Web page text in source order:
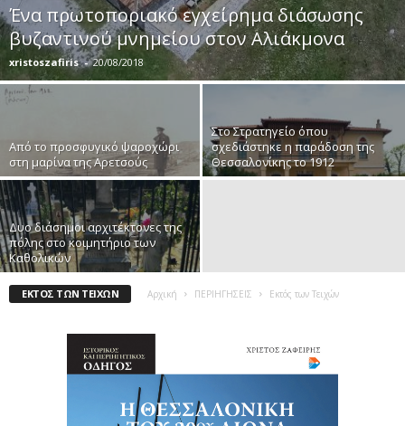
Ένα πρωτοποριακό εγχείρημα διάσωσης
βυζαντινού μνημείου στον Αλιάκμονα
xristoszafiris - 20/08/2018
Από το προσφυγικό ψαροχώρι
στη μαρίνα της Αρετσούς
Στο Στρατηγείο όπου
σχεδιάστηκε η παράδοση της
Θεσσαλονίκης το 1912
Δυο διάσημοι αρχιτέκτονες της
πόλης στο κοιμητήριο των
Καθολικών
ΕΚΤΌΣ ΤΩΝ ΤΕΙΧΏΝ Αρχική ΠΕΡΙΗΓΗΣΕΙΣ Εκτός των Τειχών